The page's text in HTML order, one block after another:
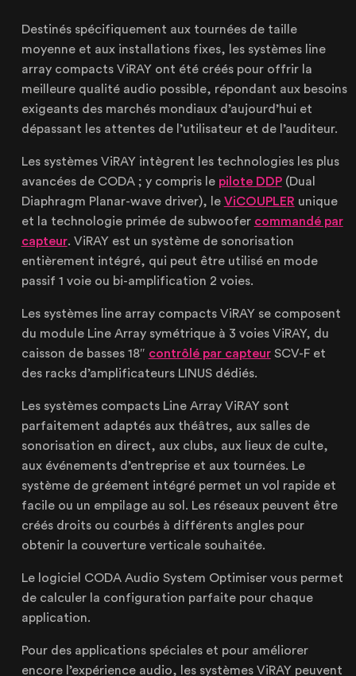
NOTRE ENTREPRISE
NOS EXPERTISES
NOS RÉALISATIONS
NOS PRODUITS À LOUER
NOS PRODUITS À VENDRE
CERTIFIÉE ISO 20121
Lille
21 Avenue de l'Europe
59223 Roncq, France
+33 (3) 74 49 25 11
Paris
20 Rue Cambon
75001 Paris, France
Le Touquet
Destinés spécifiquement aux tournées de taille
moyenne et aux installations fixes, les systèmes line
array compacts ViRAY ont été créés pour offrir la
meilleure qualité audio possible, répondant aux besoins
exigeants des marchés mondiaux d’aujourd’hui et
dépassant les attentes de l’utilisateur et de l’auditeur.
Les systèmes ViRAY intègrent les technologies les plus
avancées de CODA ; y compris le pilote DDP(Dual
Diaphragm Planar-wave driver), le ViCOUPLER unique
et la technologie primée de subwoofer commandé par
capteur. ViRAY est un système de sonorisation
entièrement intégré, qui peut être utilisé en mode
passif 1 voie ou bi-amplification 2 voies.
Les systèmes line array compacts ViRAY se composent
du module Line Array symétrique à 3 voies ViRAY, du
caisson de basses 18″ contrôlé par capteurSCV-F et
des racks d’amplificateurs LINUS dédiés.
Les systèmes compacts Line Array ViRAY sont
parfaitement adaptés aux théâtres, aux salles de
sonorisation en direct, aux clubs, aux lieux de culte,
aux événements d’entreprise et aux tournées. Le
système de gréement intégré permet un vol rapide et
facile ou un empilage au sol. Les réseaux peuvent être
créés droits ou courbés à différents angles pour
obtenir la couverture verticale souhaitée.
Le logiciel CODA Audio System Optimiser vous permet
de calculer la configuration parfaite pour chaque
application.
Pour des applications spéciales et pour améliorer
encore l’expérience audio, les systèmes ViRAY peuvent